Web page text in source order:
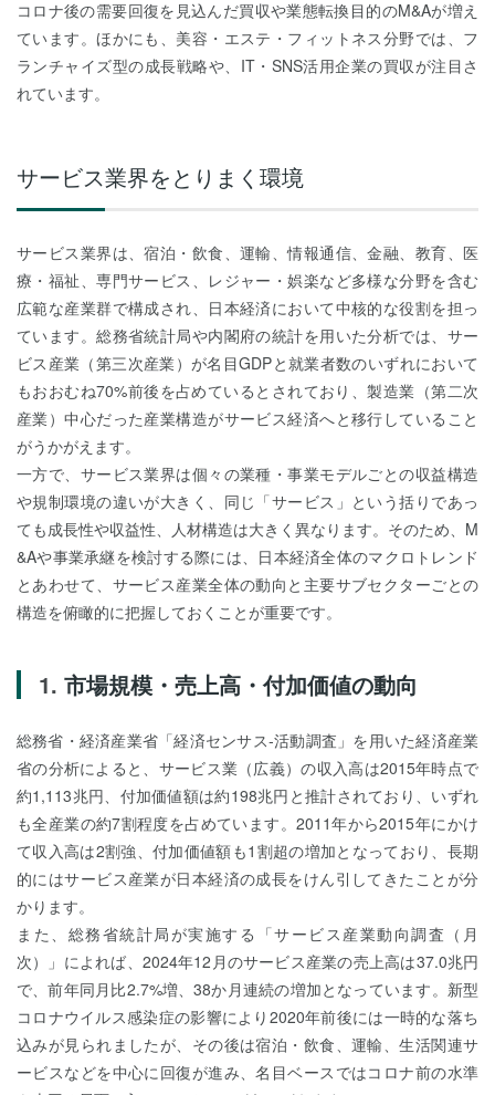
コロナ後の需要回復を見込んだ買収や業態転換目的のM&Aが増え
ています。ほかにも、美容・エステ・フィットネス分野では、フ
ランチャイズ型の成長戦略や、IT・SNS活用企業の買収が注目さ
れています。
サービス業界をとりまく環境
サービス業界は、宿泊・飲食、運輸、情報通信、金融、教育、医
療・福祉、専門サービス、レジャー・娯楽など多様な分野を含む
広範な産業群で構成され、日本経済において中核的な役割を担っ
ています。総務省統計局や内閣府の統計を用いた分析では、サー
ビス産業（第三次産業）が名目GDPと就業者数のいずれにおいて
もおおむね70%前後を占めているとされており、製造業（第二次
産業）中心だった産業構造がサービス経済へと移行していること
がうかがえます。
一方で、サービス業界は個々の業種・事業モデルごとの収益構造
や規制環境の違いが大きく、同じ「サービス」という括りであっ
ても成長性や収益性、人材構造は大きく異なります。そのため、M
&Aや事業承継を検討する際には、日本経済全体のマクロトレンド
とあわせて、サービス産業全体の動向と主要サブセクターごとの
構造を俯瞰的に把握しておくことが重要です。
市場規模・売上高・付加価値の動向
総務省・経済産業省「経済センサス‐活動調査」を用いた経済産業
省の分析によると、サービス業（広義）の収入高は2015年時点で
約1,113兆円、付加価値額は約198兆円と推計されており、いずれ
も全産業の約7割程度を占めています。2011年から2015年にかけ
て収入高は2割強、付加価値額も1割超の増加となっており、長期
的にはサービス産業が日本経済の成長をけん引してきたことが分
かります。
また、総務省統計局が実施する「サービス産業動向調査（月
次）」によれば、2024年12月のサービス産業の売上高は37.0兆円
で、前年同月比2.7%増、38か月連続の増加となっています。新型
コロナウイルス感染症の影響により2020年前後には一時的な落ち
込みが見られましたが、その後は宿泊・飲食、運輸、生活関連サ
ービスなどを中心に回復が進み、名目ベースではコロナ前の水準